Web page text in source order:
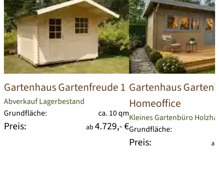
Gartenhaus Gartenfreude 1
Abverkauf Lagerbestand
Grundfläche:
ca. 10 qm
Preis: ab 4.729,- €
Gartenhaus
Homeoffice
Kleines Gartenbüro
Grundfläche:
Preis: